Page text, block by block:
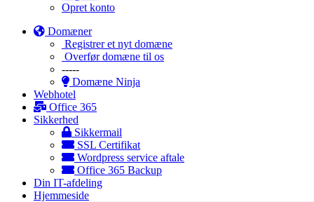
Opret konto
Domæner
Registrer et nyt domæne
Overfør domæne til os
-----
Domæne Ninja
Webhotel
Office 365
Sikkerhed
Sikkermail
SSL Certifikat
Wordpress service aftale
Office 365 Backup
Din IT-afdeling
Hjemmeside